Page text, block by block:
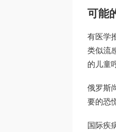
可能
有医学
类似流
的儿童
俄罗斯
要的恐
国际疾